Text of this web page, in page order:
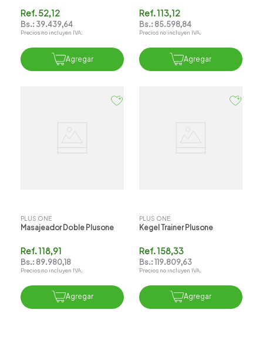
Ref.52,12
Bs.: 39.439,64
Precios no incluyen IVA.
Agregar
Ref.113,12
Bs.: 85.598,84
Precios no incluyen IVA.
Agregar
PLUS ONE
Masajeador Doble Plusone
Ref.118,91
Bs.: 89.980,18
Precios no incluyen IVA.
Agregar
PLUS ONE
Kegel Trainer Plusone
Ref.158,33
Bs.:119.809,63
Precios no incluyen IVA.
Agregar